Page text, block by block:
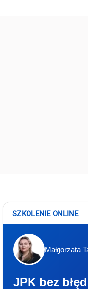
SZKOLENIE ONLINE
Małgorzata
JPK bez